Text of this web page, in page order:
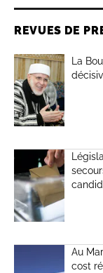
REVUES DE
La
Au
cost